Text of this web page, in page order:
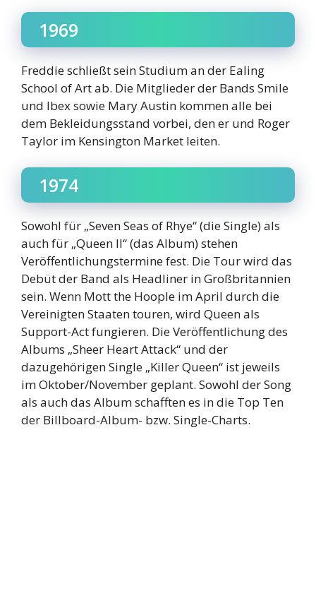
1969
Freddie schließt sein Studium an der Ealing
School of Art ab. Die Mitglieder der Bands Smile
und Ibex sowie Mary Austin kommen alle bei
dem Bekleidungsstand vorbei, den er und Roger
Taylor im Kensington Market leiten.
1974
Sowohl für „Seven Seas of Rhye“ (die Single) als
auch für „Queen II“ (das Album) stehen
Veröffentlichungstermine fest. Die Tour wird das
Debüt der Band als Headliner in Großbritannien
sein. Wenn Mott the Hoople im April durch die
Vereinigten Staaten touren, wird Queen als
Support-Act fungieren. Die Veröffentlichung des
Albums „Sheer Heart Attack“ und der
dazugehörigen Single „Killer Queen“ ist jeweils
im Oktober/November geplant. Sowohl der Song
als auch das Album schafften es in die Top Ten
der Billboard-Album- bzw. Single-Charts.